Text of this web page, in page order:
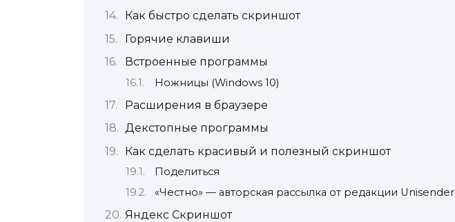
Как быстро сделать скриншот
Горячие клавиши
Встроенные программы
Ножницы (Windows 10)
Расширения в браузере
Декстопные программы
Как сделать красивый и полезный скриншот
Поделиться
«Честно» — авторская рассылка от редакции Unisender
Яндекс Скриншот